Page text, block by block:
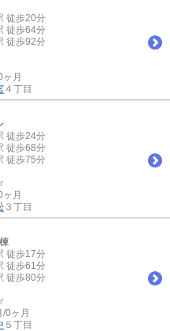
徒歩20分
徒歩64分
徒歩92分
月
４丁目
徒歩24分
徒歩68分
徒歩75分
月
３丁目
徒歩17分
徒歩61分
徒歩80分
/0ヶ月
５丁目